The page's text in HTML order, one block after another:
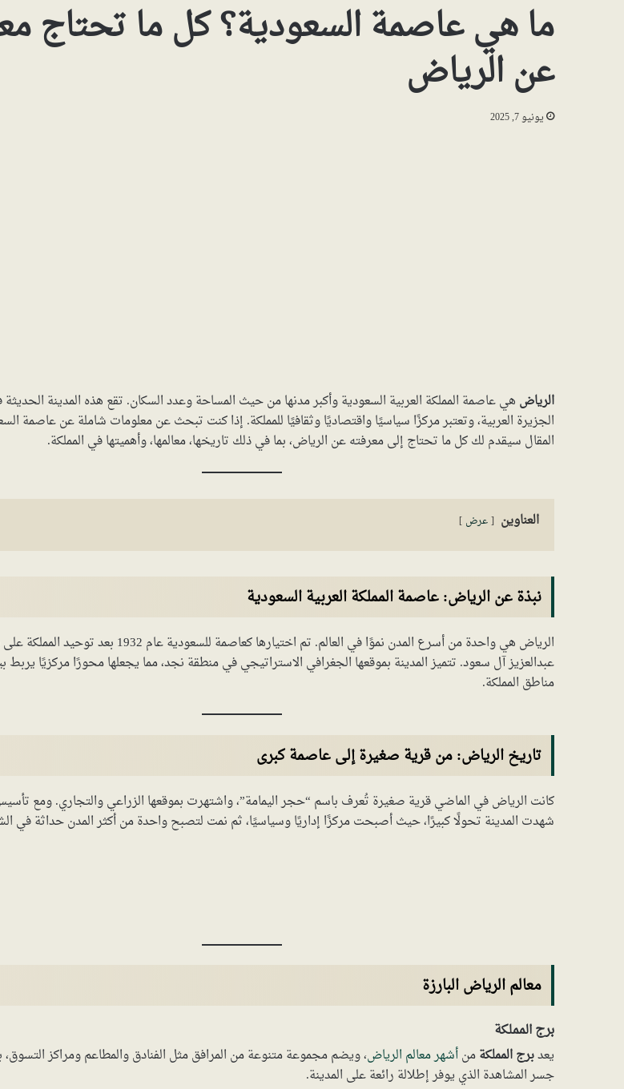
ما هي عاصمة السعودية؟ كل ما تحتاج
عن الرياض
يونيو 7, 2025
الرياض هي عاصمة المملكة العربية السعودية وأكبر مدنها من حيث المساحة وعدد السكان. تقع هذه المدينة
الجزيرة العربية، وتعتبر مركزًا سياسيًا واقتصاديًا وثقافيًا للمملكة. إذا كنت تبحث عن معلومات شاملة عن عاصمة
المقال سيقدم لك كل ما تحتاج إلى معرفته عن الرياض، بما في ذلك تاريخها، معالمها، وأهميتها في المملكة.
العناوين عرض
نبذة عن الرياض: عاصمة المملكة العربية السعودية
الرياض هي واحدة من أسرع المدن نموًا في العالم. تم اختيارها كعاصمة للسعودية عام
عبدالعزيز آل سعود. تتميز المدينة بموقعها الجغرافي الاستراتيجي في منطقة نجد، مما يجعلها محورًا مركزيًا
مناطق المملكة.
تاريخ الرياض: من قرية صغيرة إلى عاصمة كبرى
كانت الرياض في الماضي قرية صغيرة تُعرف باسم “حجر اليمامة”، واشتهرت بموقعها الزراعي والتجاري. ومع
شهدت المدينة تحولًا كبيرًا، حيث أصبحت مركزًا إداريًا وسياسيًا، ثم نمت لتصبح واحدة من أكثر المدن حداثة في
معالم الرياض البارزة
برج المملكة
يعدبرج المملكةمنأشهر معالم الرياض، ويضم مجموعة متنوعة من المرافق مثل الفنادق والمطاعم ومراكز التسوق،
جسر المشاهدة الذي يوفر إطلالة رائعة على المدينة.